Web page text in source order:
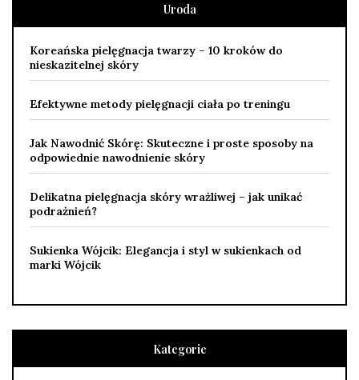
Uroda
Koreańska pielęgnacja twarzy – 10 kroków do
nieskazitelnej skóry
Efektywne metody pielęgnacji ciała po treningu
Jak Nawodnić Skórę: Skuteczne i proste sposoby na
odpowiednie nawodnienie skóry
Delikatna pielęgnacja skóry wrażliwej – jak unikać
podrażnień?
Sukienka Wójcik: Elegancja i styl w sukienkach od
marki Wójcik
Kategorie